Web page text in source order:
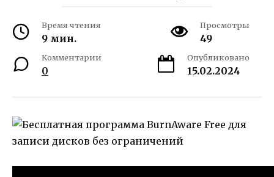
Время чтения
9 мин.
Просмотры
49
Комментарии
0
Опубликовано
15.02.2024